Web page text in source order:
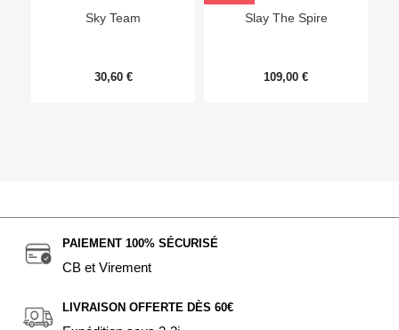
Sky Team
30,60 €
Slay The Spire
109,00 €
PAIEMENT 100% SÉCURISÉ
CB et Virement
LIVRAISON OFFERTE DÈS 60€